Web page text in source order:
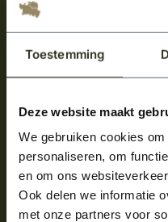
Toestemming
Deze website maakt
We gebruiken cookies
personaliseren, om
en om ons
Ook delen we informatie
met onze partners voor
Meld je aan en
over onze
Aanmelden voor de